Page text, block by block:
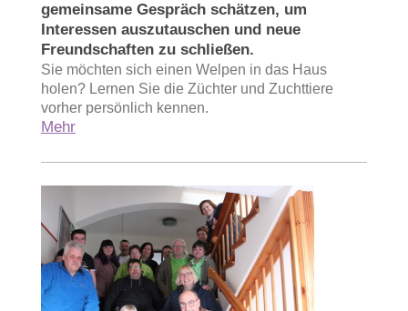
gemeinsame Gespräch schätzen, um
Interessen auszutauschen und neue
Freundschaften zu schließen.
Sie möchten sich einen Welpen in das Haus
holen? Lernen Sie die Züchter und Zuchttiere
vorher persönlich kennen.
Mehr